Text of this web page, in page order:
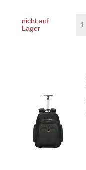
nicht auf
Lager